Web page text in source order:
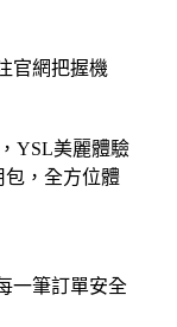
官網把握機
YSL美麗體驗
包，全方位體
一筆訂單安全